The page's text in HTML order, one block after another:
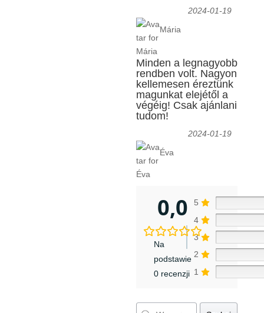
2024-01-19
Mária
Minden a legnagyobb
rendben volt. Nagyon
kellemesen éreztünk
magunkat elejétől a
végéig! Csak ajánlani
tudom!
2024-01-19
Éva
0,0
Na
podstawie
0 recenzji
5
4
3
2
1